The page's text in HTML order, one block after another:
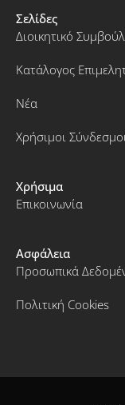
Σελίδες
Διοικητικό
Κατάλογος
Νέα
Χρήσιμοι
Χρήσιμα
Επικοινωνία
Ασφάλεια
Προσωπικά
Πολιτική Cookies